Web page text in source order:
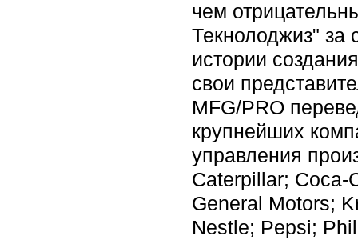
чем
Текнолоджиз" за
истории
свои
MFG/PRO
крупнейших
управления
Caterpillar; Coca-
General Motors;
Nestle; Pepsi;